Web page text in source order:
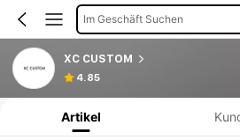
Im Geschäft Suchen
XC CUSTOM
4.85
Produktinformation: Preisangabe, Verkaufs-
Artikel